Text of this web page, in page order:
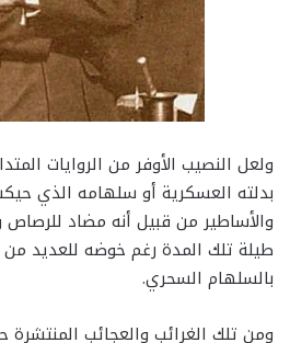
ولعل النصيب الأوفر من الروايات
بدلته العسكرية أو سلهامه الذي
والأساطير من قبيل أنه مضاد للرصاص
طيلة تلك المدة رغم خوضه للعديد
بالسلهام السحري.
ومن تلك الغرائب والعجائب المنتشرة